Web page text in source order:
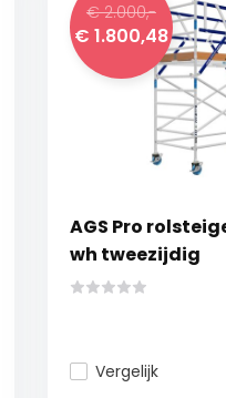
€ 2.000,-
€ 1.800,48
AGS Pro
wh tweezijdig
Vergelijk